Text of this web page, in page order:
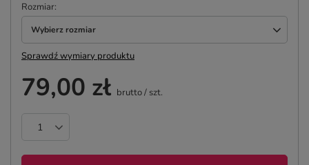
Rozmiar
Wybierz rozmiar
Sprawdź wymiary produktu
79,00 zł brutto/ szt.